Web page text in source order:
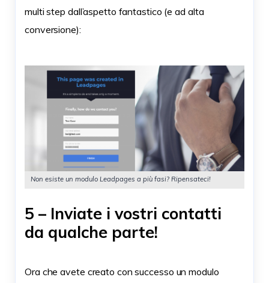
multi step dall’aspetto fantastico (e ad alta
conversione):
Non esiste un modulo Leadpages a più fasi? Ripensateci!
5 – Inviate i vostri contatti
da qualche parte!
Ora che avete creato con successo un modulo